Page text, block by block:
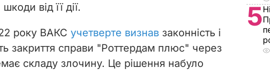
від її дії.
року ВАКС учетверте визнав законність і
закриття справи "Роттердам плюс" через
складу злочину. Це рішення набуло
5